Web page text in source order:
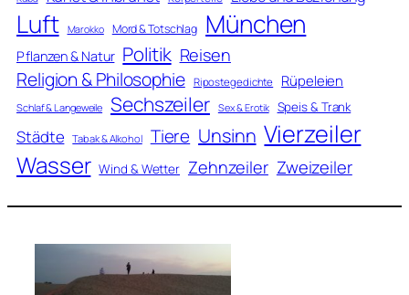
Luft Marokko Mord & Totschlag München
Pflanzen & Natur Politik Reisen
Religion & Philosophie Ripostegedichte Rüpeleien
Schlaf & Langeweile Sechszeiler Sex & Erotik Speis & Trank
Städte Tabak & Alkohol Tiere Unsinn Vierzeiler
Wasser Wind & Wetter Zehnzeiler Zweizeiler